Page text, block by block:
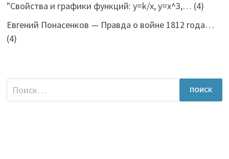
"Свойства и графики функций: y=k/x, y=x^3,… (4)
Евгений Понасенков — Правда о войне 1812 года…
(4)
Найти: